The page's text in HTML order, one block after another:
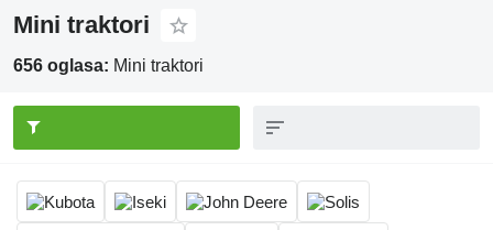
Mini traktori
656 oglasa: Mini traktori